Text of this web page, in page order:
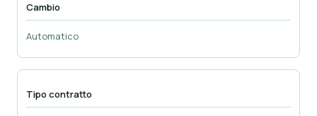
Cambio
Automatico
Tipo contratto